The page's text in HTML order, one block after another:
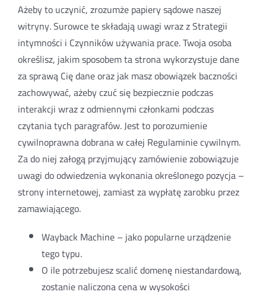
Ażeby to uczynić, zrozumże papiery sądowe naszej
witryny. Surowce te składają uwagi wraz z Strategii
intymności i Czynników używania prace. Twoja osoba
określisz, jakim sposobem ta strona wykorzystuje dane
za sprawą Cię dane oraz jak masz obowiązek baczności
zachowywać, ażeby czuć się bezpiecznie podczas
interakcji wraz z odmiennymi członkami podczas
czytania tych paragrafów. Jest to porozumienie
cywilnoprawna dobrana w całej Regulaminie cywilnym.
Za do niej załogą przyjmujący zamówienie zobowiązuje
uwagi do odwiedzenia wykonania określonego pozycja –
strony internetowej, zamiast za wypłatę zarobku przez
zamawiającego.
Wayback Machine – jako popularne urządzenie
tego typu.
O ile potrzebujesz scalić domenę niestandardową,
zostanie naliczona cena w wysokości